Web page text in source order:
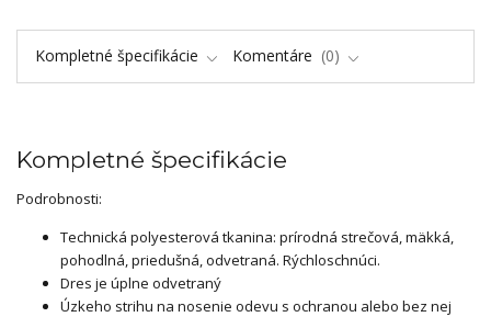
Kompletné špecifikácie Komentáre 0
Kompletné špecifikácie
Podrobnosti:
Technická polyesterová tkanina: prírodná strečová, mäkká,
pohodlná, priedušná, odvetraná. Rýchloschnúci.
Dres je úplne odvetraný
Úzkeho strihu na nosenie odevu s ochranou alebo bez nej